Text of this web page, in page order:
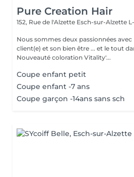
Pure Creation Hair
152, Rue de l'Alzette Esch-sur-Alzette
Nous sommes deux passionnées
client(e) et son bien être ... et le tout
Nouveauté coloration Vitality'...
Coupe enfant petit
Coupe enfant -7 ans
Coupe garçon -14ans sans sch